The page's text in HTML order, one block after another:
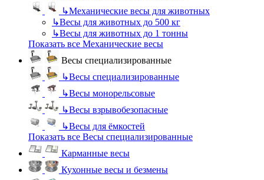
↳Механические весы для животных
↳Весы для животных до 500 кг
↳Весы для животных до 1 тонны
Показать все Механические весы
Весы специализированные
↳Весы специализированные
↳Весы монорельсовые
↳Весы взрывобезопасные
↳Весы для ёмкостей
Показать все Весы специализированные
Карманные весы
Кухонные весы и безмены